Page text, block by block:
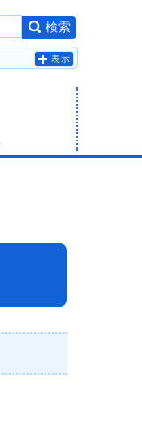
検索
表示